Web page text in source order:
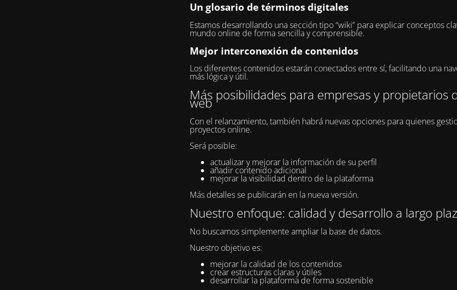
Un glosario de términos digitales
Estamos desarrollando una sección tipo “wiki” para explicar conceptos
mundo online de forma sencilla y comprensible.
Mejor interconexión de contenidos
Los diferentes contenidos estarán conectados entre sí, facilitando una
más lógica y útil.
Más posibilidades para empresas y propietarios
web
Con el relanzamiento, también habrá nuevas opciones para quienes
proyectos online.
Será posible:
actualizar y mejorar la información de su perfil
añadir contenido adicional
mejorar la visibilidad dentro de la plataforma
Más detalles se publicarán en la nueva versión.
Nuestro enfoque: calidad y desarrollo a largo
No buscamos simplemente ampliar la base de datos.
Nuestro objetivo es:
mejorar la calidad de los contenidos
crear estructuras claras y útiles
desarrollar la plataforma de forma sostenible